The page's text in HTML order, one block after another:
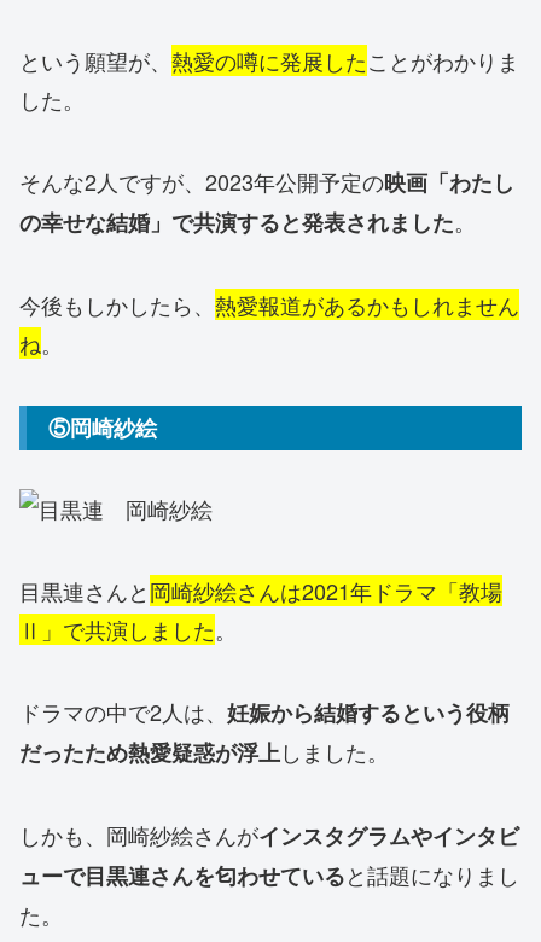
という願望が、 熱愛の噂に発展したことがわかりま
した。
そんな2人ですが、2023年公開予定の映画「わたし
の幸せな結婚」で共演すると発表されました。
今後もしかしたら、 熱愛報道があるかもしれません
ね。
⑤岡崎紗絵
目黒連さんと岡崎紗絵さんは2021年ドラマ「教場
Ⅱ」で共演しました。
ドラマの中で2人は、 妊娠から結婚するという役柄
だったため熱愛疑惑が浮上しました。
しかも、岡崎紗絵さんがインスタグラムやインタビ
ューで目黒連さんを匂わせていると話題になりまし
た。